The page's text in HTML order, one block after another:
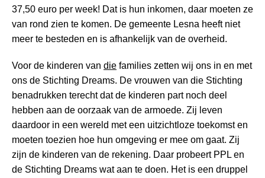
37,50 euro per week! Dat is hun inkomen, daar moeten ze
van rond zien te komen. De gemeente Lesna heeft niet
meer te besteden en is afhankelijk van de overheid.
Voor de kinderen van die families zetten wij ons in en met
ons de Stichting Dreams. De vrouwen van die Stichting
benadrukken terecht dat de kinderen part noch deel
hebben aan de oorzaak van de armoede. Zij leven
daardoor in een wereld met een uitzichtloze toekomst en
moeten toezien hoe hun omgeving er mee om gaat. Zij
zijn de kinderen van de rekening. Daar probeert PPL en
de Stichting Dreams wat aan te doen. Het is een druppel